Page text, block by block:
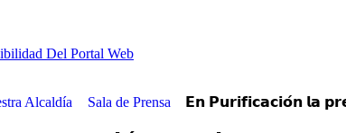
Del Portal Web
Alcaldía Sala de Prensa 𝗘𝗻 𝗣𝘂𝗿𝗶𝗳𝗶𝗰𝗮𝗰𝗶𝗼́𝗻 𝗹𝗮